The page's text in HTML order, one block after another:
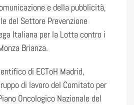
e della pubblicità,
del Settore Prevenzione
Italiana per la Lotta contro i
Brianza.
di ECToH Madrid,
di lavoro del Comitato per
Oncologico Nazionale del